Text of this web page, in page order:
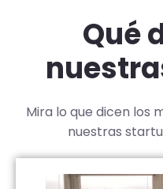
Qué
Mira lo que dicen los
nuestras